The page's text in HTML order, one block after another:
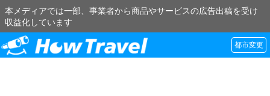
本メディアでは一部、事業者から商品やサービスの広告出稿を受け
収益化しています
都市変更